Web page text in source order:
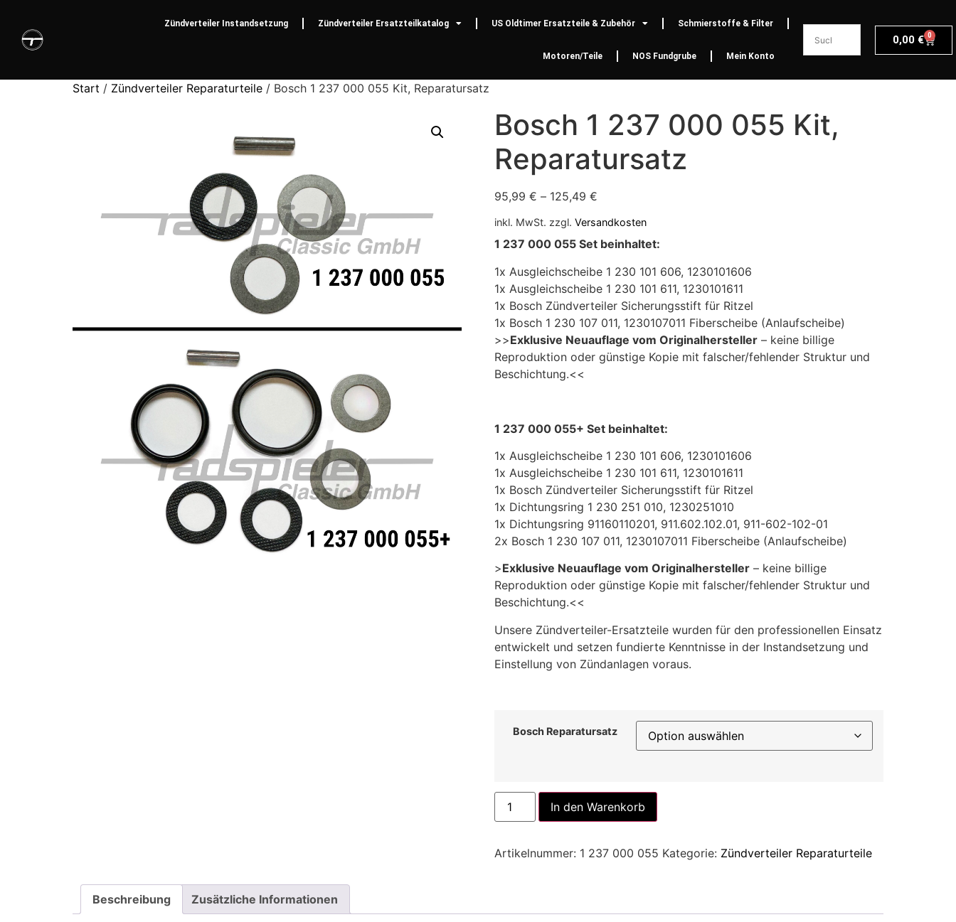
Zündverteiler Instandsetzung Zündverteiler Ersatzteilkatalog US Oldtimer Ersatzteile & Zubehör Schmierstoffe & Filter
Motoren/Teile NOS Fundgrube Mein Konto
0,00 € 0
Start / Zündverteiler Reparaturteile / Bosch 1 237 000 055 Kit, Reparatursatz
Bosch 1 237 000 055 Kit,
Reparatursatz
95,99 € – 125,49 €
inkl. MwSt. zzgl. Versandkosten
1 237 000 055 Set beinhaltet:
1x Ausgleichscheibe 1 230 101 606, 1230101606
1x Ausgleichscheibe 1 230 101 611, 1230101611
1x Bosch Zündverteiler Sicherungsstift für Ritzel
1x Bosch 1 230 107 011, 1230107011 Fiberscheibe (Anlaufscheibe)
>>Exklusive Neuauflage vom Originalhersteller– keine billige
Reproduktion oder günstige Kopie mit falscher/fehlender Struktur und
Beschichtung.<<
1 237 000 055+ Set beinhaltet:
1x Ausgleichscheibe 1 230 101 606, 1230101606
1x Ausgleichscheibe 1 230 101 611, 1230101611
1x Bosch Zündverteiler Sicherungsstift für Ritzel
1x Dichtungsring 1 230 251 010, 1230251010
1x Dichtungsring 91160110201, 911.602.102.01, 911-602-102-01
2x Bosch 1 230 107 011, 1230107011 Fiberscheibe (Anlaufscheibe)
>Exklusive Neuauflage vom Originalhersteller– keine billige
Reproduktion oder günstige Kopie mit falscher/fehlender Struktur und
Beschichtung.<<
Unsere Zündverteiler-Ersatzteile wurden für den professionellen Einsatz
entwickelt und setzen fundierte Kenntnisse in der Instandsetzung und
Einstellung von Zündanlagen voraus.
Bosch Reparatursatz
In den Warenkorb
Artikelnummer: 1 237 000 055 Kategorie: Zündverteiler Reparaturteile
Beschreibung Zusätzliche Informationen